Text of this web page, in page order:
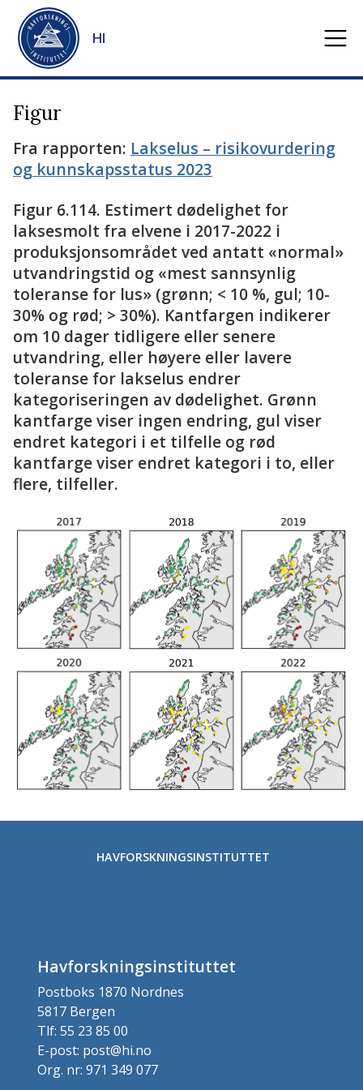
Gå til hovedinnhold
HI
Figur
Fra rapporten: Lakselus – risikovurdering
og kunnskapsstatus 2023
Figur 6.114. Estimert dødelighet for
laksesmolt fra elvene i 2017-2022 i
produksjonsområdet ved antatt «normal»
utvandringstid og «mest sannsynlig
toleranse for lus» (grønn; < 10 %, gul; 10-
30% og rød; > 30%). Kantfargen indikerer
om 10 dager tidligere eller senere
utvandring, eller høyere eller lavere
toleranse for lakselus endrer
kategoriseringen av dødelighet. Grønn
kantfarge viser ingen endring, gul viser
endret kategori i et tilfelle og rød
kantfarge viser endret kategori i to, eller
flere, tilfeller.
HAVFORSKNINGSINSTITUTTET
Havforskningsinstituttet
Postboks 1870 Nordnes
5817 Bergen
Tlf: 55 23 85 00
E-post: post@hi.no
Org. nr: 971 349 077